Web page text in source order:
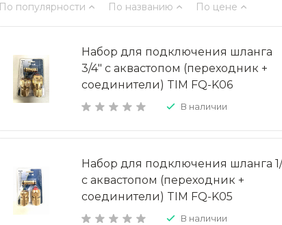
По популярности По названию По цене
Набор для подключения шланга
3/4" с аквастопом (переходник +
соединители) TIM FQ-K06
В наличии
Набор для подключения шланга
с аквастопом (переходник +
соединители) TIM FQ-K05
В наличии